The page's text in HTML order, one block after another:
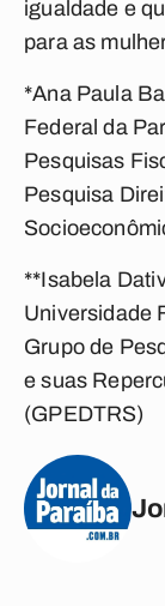
igualdade e
para as
*Ana Paula
Federal da
Pesquisas
Pesquisa
**Isabela
Universidade
Grupo de
e suas
(GPEDTRS)